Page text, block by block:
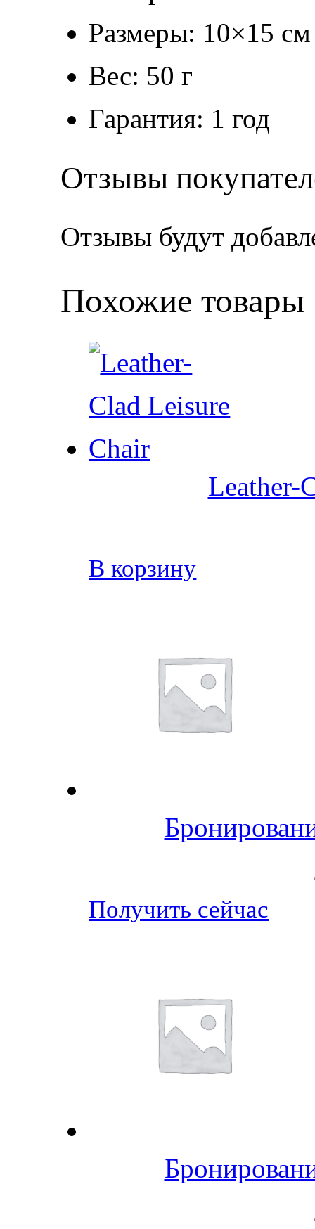
Размеры: 10×15 см
Вес: 50 г
Гарантия: 1 год
Отзывы
Отзывы будут
Похожие товары
Leather-
В корзину
Получить сейчас